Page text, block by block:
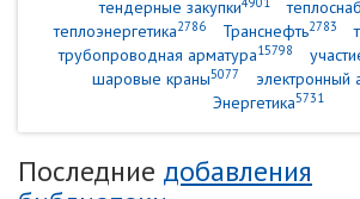
тендерные закупки
теплоэнергетика2786 Транснефть2783
трубопроводная арматура15798
шаровые краны5077 электронный
Энергетика5731
Последние добавления